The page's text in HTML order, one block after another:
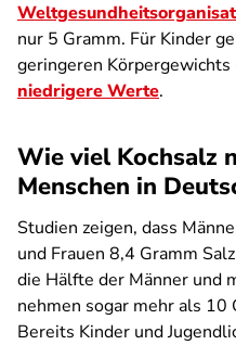
nur 5 Gramm. Für Kinder
geringeren Körpergewichts
niedrigere Werte.
Wie viel Kochsalz
Menschen in
Studien zeigen, dass
und Frauen 8,4 Gramm
die Hälfte der Männer und
nehmen sogar mehr als 10
Bereits Kinder und